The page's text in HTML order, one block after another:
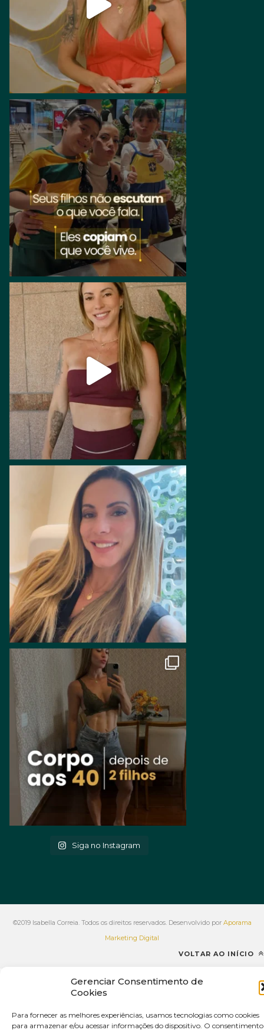
Gerenciar Consentimento de
Cookies
Para fornecer as melhores experiências, usamos tecnologias como cookies
para armazenar e/ou acessar informações do dispositivo. O consentimento
Siga no Instagram
©2019 Isabella Correia. Todos os direitos reservados. Desenvolvido por Aporama
Marketing Digital
VOLTAR AO INÍCIO